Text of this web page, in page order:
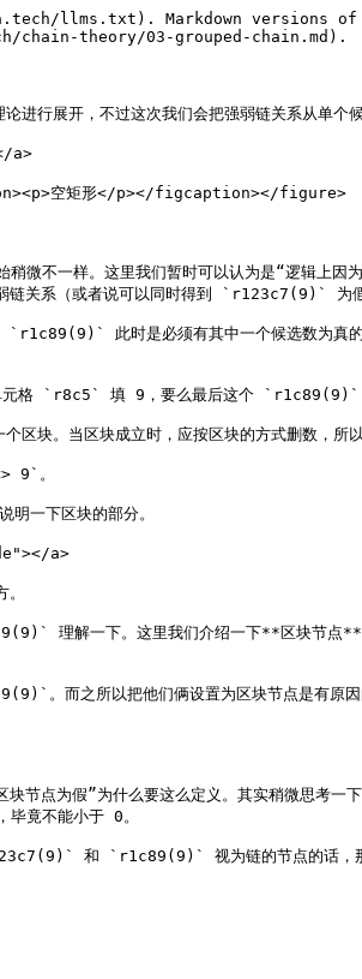
llms.txt). Markdown versions of
chain-theory/03-grouped-chain.md).
行展开，不过这次我们会把强弱链关系从单个
a>
空矩形</p></figcaption></figure>
不一样。这里我们暂时可以认为是“逻辑
或者说可以同时得到 `r123c7(9)` 为假的情
此时是必须有其中一个候选数为真的
单元格 `r8c5` 填 9，要么最后这个 `r1c89(9)`
块。当区块成立时，应按区块的方式删数，所
9`。
一下区块的部分。
a>
理解一下。这里我们介绍一下**区块节点
而之所以把他们俩设置为区块节点是有原因
为假”为什么要这么定义。其实稍微思考一
竟不能小于 0。
和 `r1c89(9)` 视为链的节点的话，那